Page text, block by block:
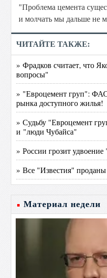
"Проблема цемента
и молчать мы дальше не
ЧИТАЙТЕ ТАКЖЕ:
» Фрадков считает, что
вопросы"
» "Евроцемент груп":
рынка доступного жилья!
» Судьбу "Евроцемент
и "люди Чубайса"
» России грозит
» Все "Известия" проданы
Материал недели